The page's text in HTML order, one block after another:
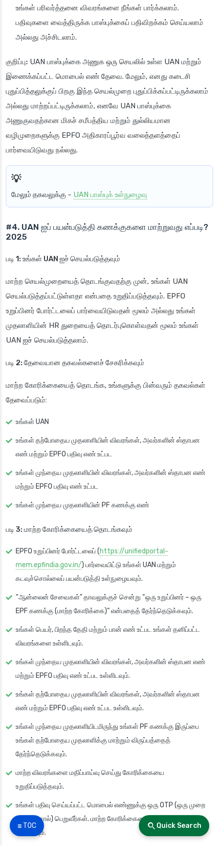
☰ TOC
உங்கள் பரிவர்த்தனை விவரங்களை நீங்கள் பார்க்கலாம்.
பதிவுகளை வைத்திருக்க பாஸ்புக்கைப் பதிவிறக்கம் செய்யலாம்
அல்லது அச்சிடலாம்.
குறிப்பு: UAN பாஸ்புக்கை அணுக ஒரு செயலில் உள்ள UAN மற்றும்
இணைக்கப்பட்ட மொபைல் எண் தேவை. மேலும், எனது கடைசி
புதுப்பித்தலுக்குப் பிறகு இந்த செயல்முறை புதுப்பிக்கப்பட்டிருக்கலாம்
அல்லது மாற்றப்பட்டிருக்கலாம், எனவே UAN பாஸ்புக்கை
அணுகுவதற்கான மிகச் சமீபத்திய மற்றும் துல்லியமான
வழிமுறைகளுக்கு EPFO அதிகாரப்பூர்வ வலைத்தளத்தைப்
பார்வையிடுவது நல்லது.
மேலும் தகவலுக்கு - UAN பாஸ்புக் உள்நுழைவு
#4. UAN ஐப் பயன்படுத்தி கணக்குகளை மாற்றுவது எப்படி?
2025
படி 1: உங்கள் UAN ஐச் செயல்படுத்தவும்
மாற்ற செயல்முறையைத் தொடங்குவதற்கு முன், உங்கள் UAN
செயல்படுத்தப்பட்டுள்ளதா என்பதை உறுதிப்படுத்தவும். EPFO
உறுப்பினர் போர்ட்டலைப் பார்வையிடுவதன் மூலம் அல்லது உங்கள்
முதலாளியின் HR துறையைத் தொடர்புகொள்வதன் மூலம் உங்கள்
UAN ஐச் செயல்படுத்தலாம்.
படி 2: தேவையான தகவல்களைச் சேகரிக்கவும்
மாற்ற கோரிக்கையைத் தொடங்க, உங்களுக்கு பின்வரும் தகவல்கள்
தேவைப்படும்:
உங்கள் UAN
உங்கள் தற்போதைய முதலாளியின் விவரங்கள், அவர்களின் ஸ்தாபன
எண் மற்றும் EPFO பதிவு எண் உட்பட
உங்கள் முந்தைய முதலாளியின் விவரங்கள், அவர்களின் ஸ்தாபன எண்
மற்றும் EPFO பதிவு எண் உட்பட
உங்கள் முந்தைய முதலாளியின் PF கணக்கு எண்
படி 3: மாற்ற கோரிக்கையைத் தொடங்கவும்
EPFO உறுப்பினர் போர்ட்டலைப் (https://unifiedportal-
mem.epfindia.gov.in/) பார்வையிட்டு உங்கள் UAN மற்றும்
கடவுச்சொல்லைப் பயன்படுத்தி உள்நுழையவும்.
“ஆன்லைன் சேவைகள்” தாவலுக்குச் சென்று “ஒரு உறுப்பினர் – ஒரு
EPF கணக்கு (மாற்ற கோரிக்கை)” என்பதைத் தேர்ந்தெடுக்கவும்.
உங்கள் பெயர், பிறந்த தேதி மற்றும் பான் எண் உட்பட உங்கள் தனிப்பட்ட
விவரங்களை உள்ளிடவும்.
உங்கள் முந்தைய முதலாளியின் விவரங்கள், அவர்களின் ஸ்தாபன எண்
மற்றும் EPFO பதிவு எண் உட்பட உள்ளிடவும்.
உங்கள் தற்போதைய முதலாளியின் விவரங்கள், அவர்களின் ஸ்தாபன
எண் மற்றும் EPFO பதிவு எண் உட்பட உள்ளிடவும்.
உங்கள் முந்தைய முதலாளியிடமிருந்து உங்கள் PF கணக்கு இருப்பை
உங்கள் தற்போதைய முதலாளிக்கு மாற்றும் விருப்பத்தைத்
தேர்ந்தெடுக்கவும்.
மாற்ற விவரங்களை மதிப்பாய்வு செய்து கோரிக்கையை
உறுதிப்படுத்தவும்.
உங்கள் பதிவு செய்யப்பட்ட மொபைல் எண்ணுக்கு ஒரு OTP (ஒரு முறை
கடவுச்சொல்) பெறுவீர்கள். மாற்ற கோரிக்கையை சரிபார்க்க OTP ஐ
உள்ளிடவும்.
Quick Search